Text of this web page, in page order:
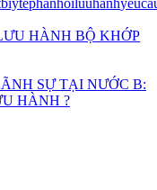
HÀNH BỘ KHỚP
SỰ TẠI NƯỚC B:
HÀNH ?